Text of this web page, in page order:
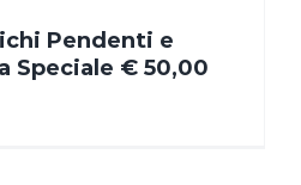
Pendenti e
Speciale € 50,00